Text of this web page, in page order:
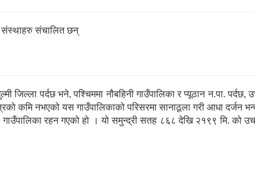
संस्थाहरु संचालित छन्
पर्दछ भने, पश्चिममा नौबहिनी गाउँपालिका र प्यूठान न.पा. पर्दछ,
कमि नभएको यस गाउँपालिकाको परिसरमा सानाठूला गरी आधा दर्जन
रहन गएको हो । यो समुन्द्री सतह ८६८ देखि २१९९ मि. को